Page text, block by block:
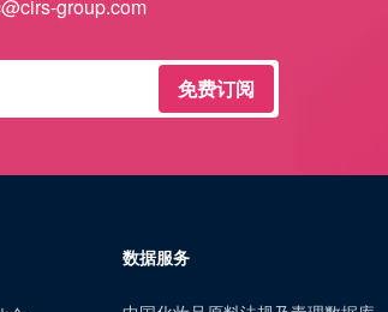
group.com
免费订阅
数据服务